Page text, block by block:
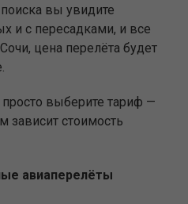
вы увидите
и с пересадками, и все
цена перелёта будет
выберите тариф —
зависит стоимость
авиаперелёты